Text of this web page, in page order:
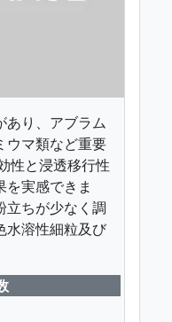
あり、アブラム
ウマ類など重要
性と浸透移行性
実感できま
立ちが少なく調
水溶性細粒及び